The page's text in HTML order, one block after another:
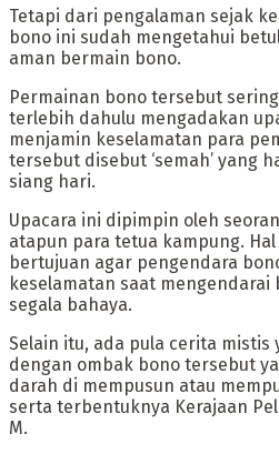
Tetapi dari pengalaman sejak
bono ini sudah mengetahui
aman bermain bono.
‎Permainan bono tersebut
terlebih dahulu mengadakan
menjamin keselamatan para
tersebut disebut ‘semah’ yang
siang hari.
Upacara ini dipimpin oleh
atapun para tetua kampung.
bertujuan agar pengendara
keselamatan saat
segala bahaya.
Selain itu, ada pula cerita mistis
dengan ombak bono tersebut
darah di mempusun atau
serta terbentuknya Kerajaan
M.